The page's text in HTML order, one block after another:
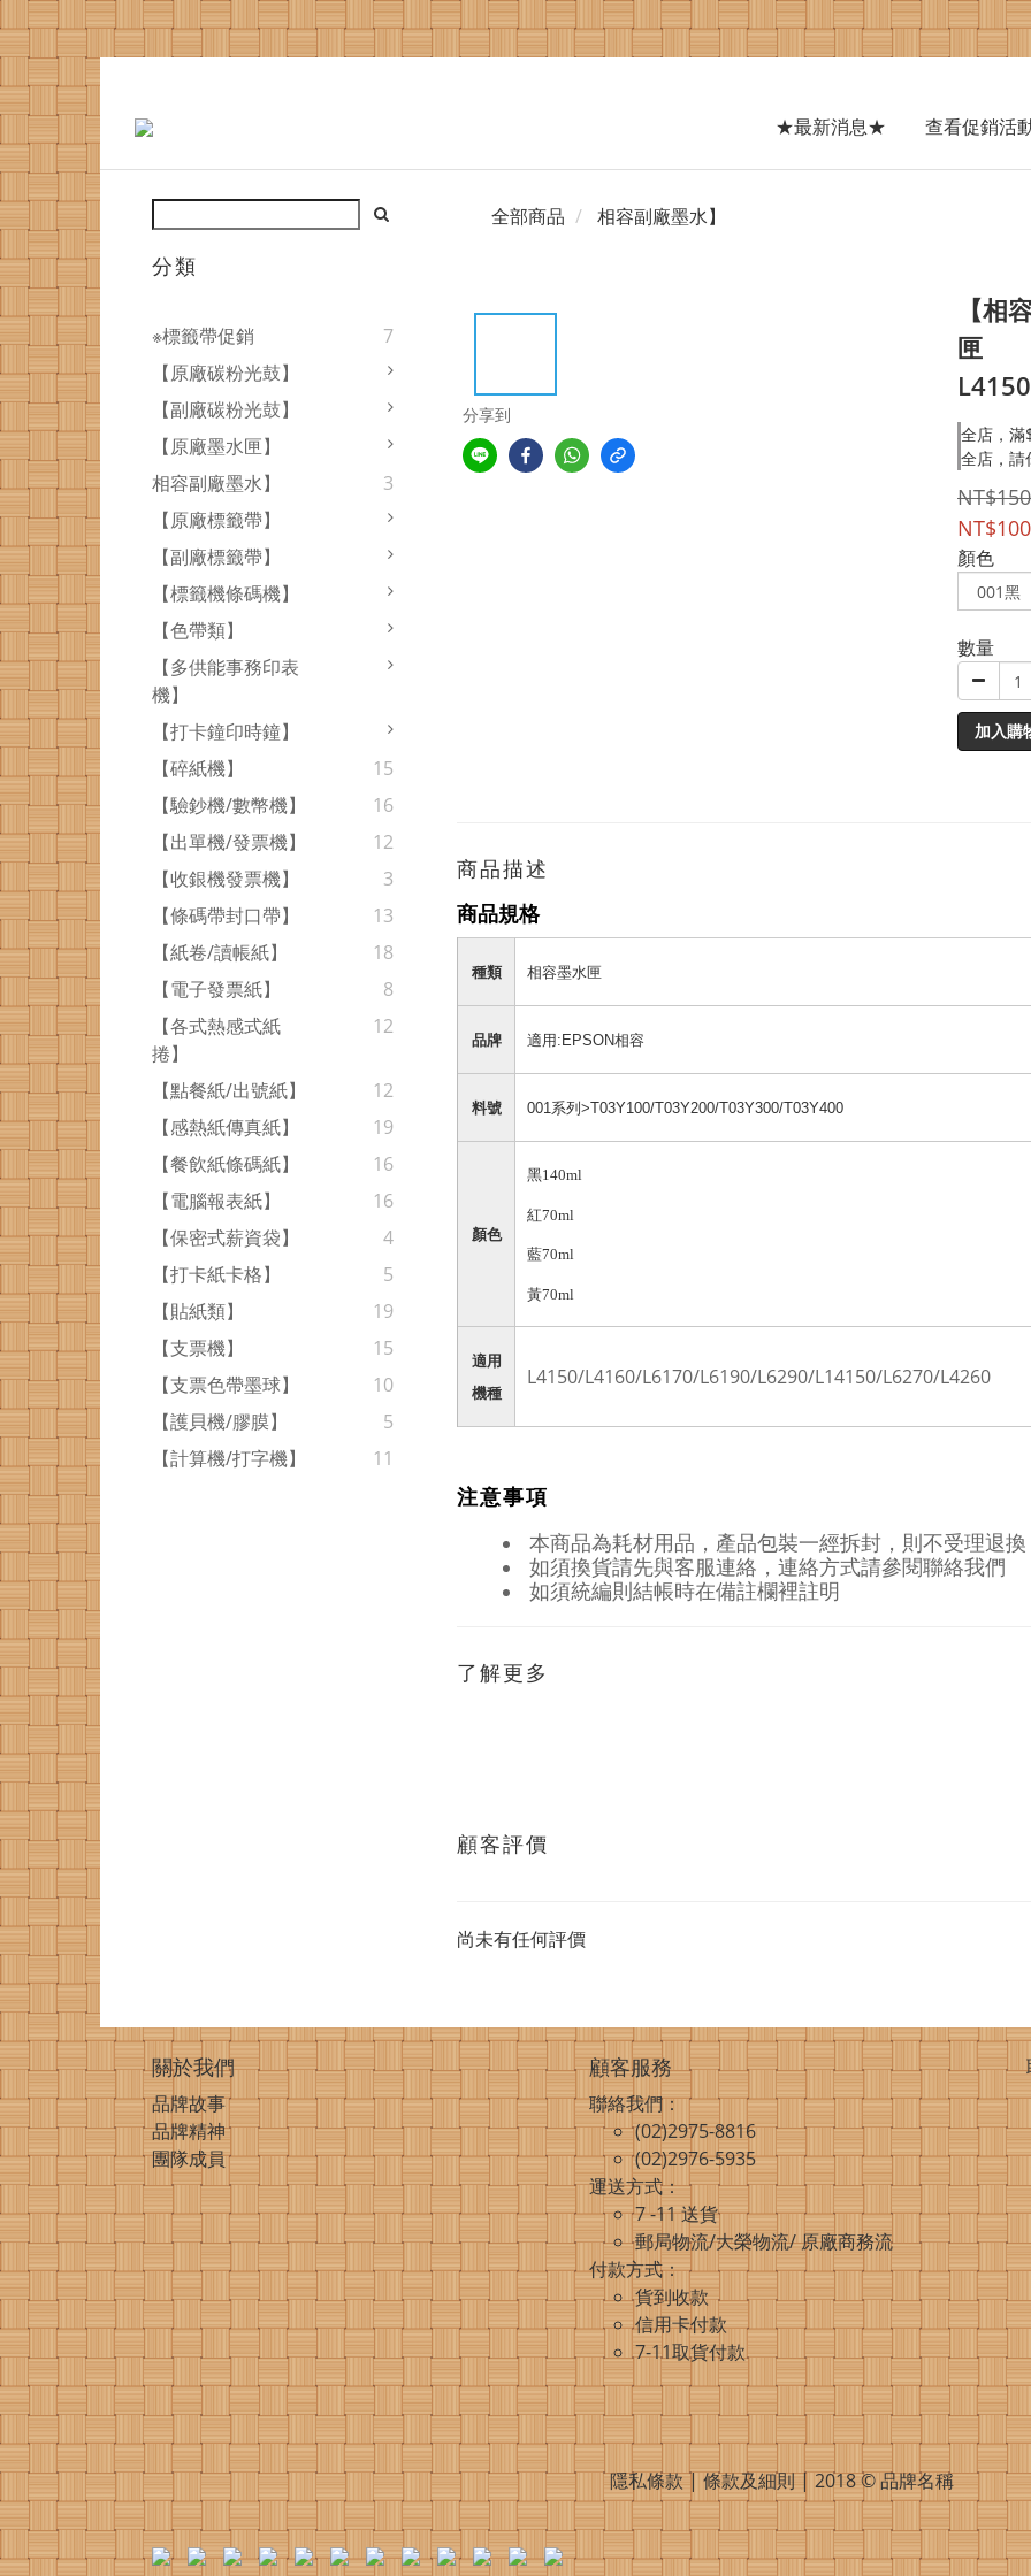
★最新消息★ 查看促銷活
分類
※標籤帶促銷
7
【原廠碳粉光鼓】
【副廠碳粉光鼓】
【原廠墨水匣】
相容副廠墨水】
3
【原廠標籤帶】
【副廠標籤帶】
【標籤機條碼機】
【色帶類】
【多供能事務印表
機】
【打卡鐘印時鐘】
【碎紙機】
15
【驗鈔機/數幣機】
16
【出單機/發票機】
12
【收銀機發票機】
3
【條碼帶封口帶】
13
【紙卷/讀帳紙】
18
【電子發票紙】
8
【各式熱感式紙
捲】
12
【點餐紙/出號紙】
12
【感熱紙傳真紙】
19
【餐飲紙條碼紙】
16
【電腦報表紙】
16
【保密式薪資袋】
4
【打卡紙卡格】
5
【貼紙類】
19
【支票機】
15
【支票色帶墨球】
10
【護貝機/膠膜】
5
【計算機/打字機】
11
全部商品 相容副廠墨水】
分享到
【相
匣
全店，滿
全店，請
NT$150
NT$100
顏色
數量
加入購
商品描述
商品規格
種類 相容墨水匣
品牌 適用:EPSON相容
料號 001系列>T03Y100/T03Y200/T03Y300/T03Y400
顏色
黑140ml
紅70ml
藍70ml
黃70ml
適用
機種
L4150/L4160/L6170/L6190/L6290/L14150/L6270/L4260
注意事項
本商品為耗材用品，產品包裝一經拆封，則不受理退
如須換貨請先與客服連絡，連絡方式請參閱聯絡我們
如須統編則結帳時在備註欄裡註明
了解更多
顧客評價
尚未有任何評價
關於我們
品牌故事
品牌精神
團隊成員
顧客服務
聯絡我們：
(02)2975-8816
(02)2976-5935
運送方式：
7 -11 送貨
郵局物流/大榮物流/ 原廠商務流
付款方式：
貨到收款
信用卡付款
7-11取貨付款
隱私條款 | 條款及細則 | 2018 © 品牌名稱